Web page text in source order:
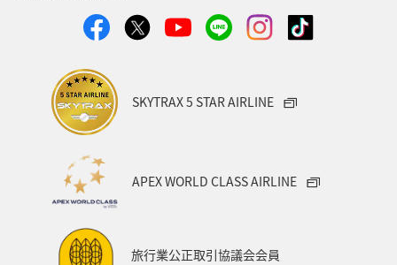
SKYTRAX 5 STAR AIRLINE
APEX WORLD CLASS AIRLINE
旅行業公正取引協議会会員